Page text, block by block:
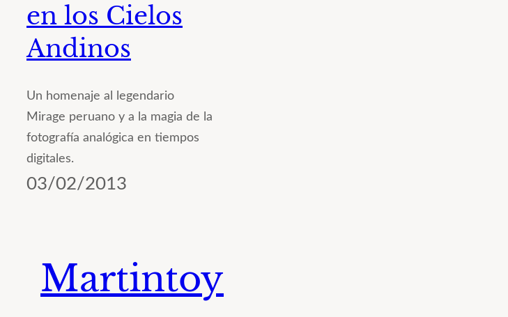
en los Cielos
Andinos
Un homenaje al legendario
Mirage peruano y a la magia de la
fotografía analógica en tiempos
digitales.
03/02/2013
Martintoy